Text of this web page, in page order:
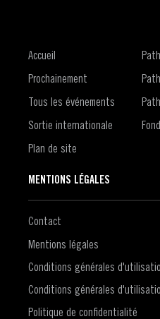
Accueil
Prochainement
Tous les événements
Sortie internationale
Plan de site
MENTIONS LÉGALES
Contact
Mentions légales
Conditions générales
Conditions générales
Politique de confidentialité